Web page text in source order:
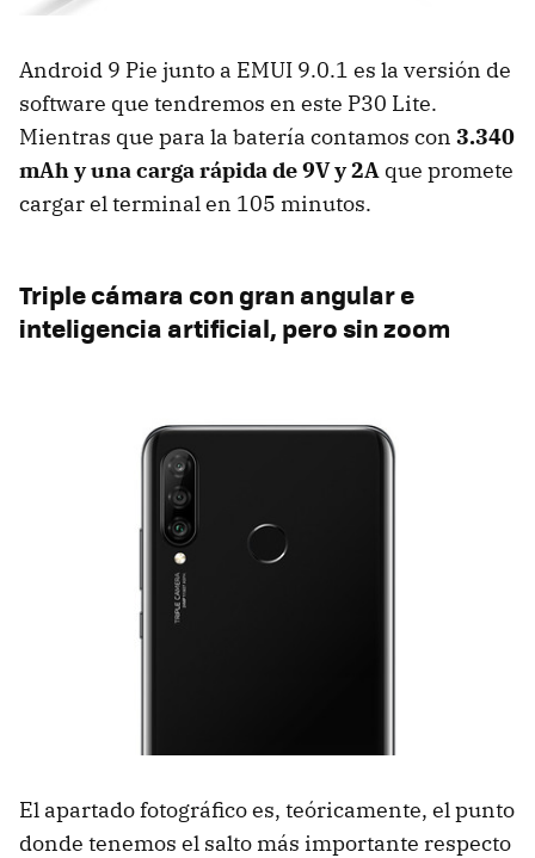
Android 9 Pie junto a EMUI 9.0.1 es la versión de
software que tendremos en este P30 Lite.
Mientras que para la batería contamos con 3.340
mAh y una carga rápida de 9V y 2A que promete
cargar el terminal en 105 minutos.
Triple cámara con gran angular e
inteligencia artificial, pero sin zoom
El apartado fotográfico es, teóricamente, el punto
donde tenemos el salto más importante respecto